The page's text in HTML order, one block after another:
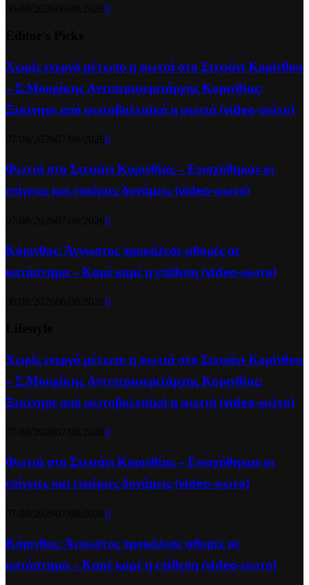
0
Χωρίς ενεργό μέτωπο η φωτιά στο Στεφάνι Κορίνθου
– Σ.Μουρίκης Αντιπεριφερειάρχης Κορινθίας:
Ξεκίνησε από φωτοβολταϊκά η φωτιά (video-φώτο)
0
Φωτιά στο Στεφάνι Κορινθίας – Ενισχύθηκαν οι
επίγειες και εναέριες δυνάμεις (video-φωτο)
0
Κόρινθος: Άγνωστος προκάλεσε φθορές σε
κατάστημα – Καρέ καρέ η επίθεση (video-φωτο)
0
Χωρίς ενεργό μέτωπο η φωτιά στο Στεφάνι Κορίνθου
– Σ.Μουρίκης Αντιπεριφερειάρχης Κορινθίας:
Ξεκίνησε από φωτοβολταϊκά η φωτιά (video-φώτο)
0
Φωτιά στο Στεφάνι Κορινθίας – Ενισχύθηκαν οι
επίγειες και εναέριες δυνάμεις (video-φωτο)
0
Κόρινθος: Άγνωστος προκάλεσε φθορές σε
κατάστημα – Καρέ καρέ η επίθεση (video-φωτο)